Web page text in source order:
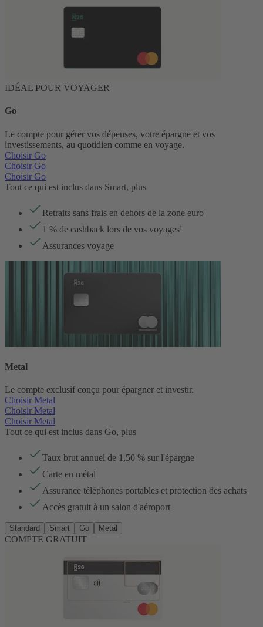
IDÉAL POUR VOYAGER
Go
Le compte pour gérer vos dépenses, votre épargne et vos
investissements, au quotidien comme en voyage.
Choisir Go
Choisir Go
Choisir Go
Tout ce qui est inclus dans Smart, plus
Retraits sans frais en dehors de la zone euro
1 % de cashback lors de vos voyages¹
Assurances voyage
Metal
Le compte exclusif conçu pour épargner et investir.
Choisir Metal
Choisir Metal
Choisir Metal
Tout ce qui est inclus dans Go, plus
Taux brut annuel de 1,50 % sur l'épargne
Carte en métal
Assurance téléphones portables et protection des achats
Accès gratuit à un salon d'aéroport
Standard Smart Go Metal
COMPTE GRATUIT